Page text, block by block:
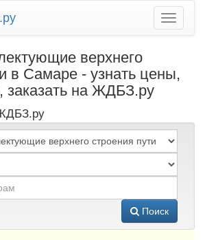
верхнего
в Самаре - узнать цены,
заказать на ЖДБЗ.ру
Поиск